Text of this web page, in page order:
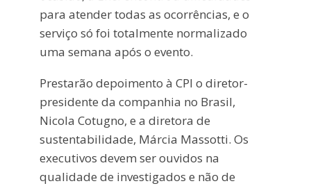
para atender todas as ocorrências, e o
serviço só foi totalmente normalizado
uma semana após o evento.
Prestarão depoimento à CPI o diretor-
presidente da companhia no Brasil,
Nicola Cotugno, e a diretora de
sustentabilidade, Márcia Massotti. Os
executivos devem ser ouvidos na
qualidade de investigados e não de